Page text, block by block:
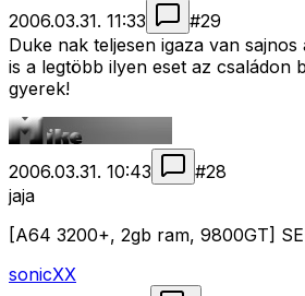
2006.03.31. 11:33
#29
Duke nak teljesen igaza van
is a legtöbb ilyen eset az családon
gyerek!
2006.03.31. 10:43 #28
jaja
[A64 3200+, 2gb ram, 9800GT]
sonicXX